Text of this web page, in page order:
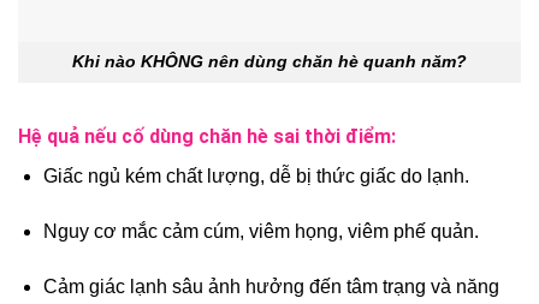
Khi nào KHÔNG nên dùng chăn hè quanh năm?
Hệ quả nếu cố dùng chăn hè sai thời điểm:
Giấc ngủ kém chất lượng, dễ bị thức giấc do lạnh.
Nguy cơ mắc cảm cúm, viêm họng, viêm phế quản.
Cảm giác lạnh sâu ảnh hưởng đến tâm trạng và năng